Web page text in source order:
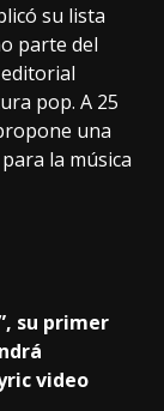
su lista
parte del
pop. A 25
una
la música
su primer
video